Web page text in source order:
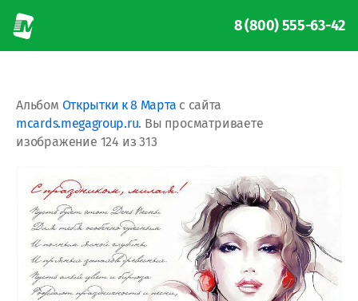
8 (800) 555-63-42
Альбом Открытки к 8 Марта с сайта
mcards.megagroup.ru. Вы просматриваете
изображение 124 из 313